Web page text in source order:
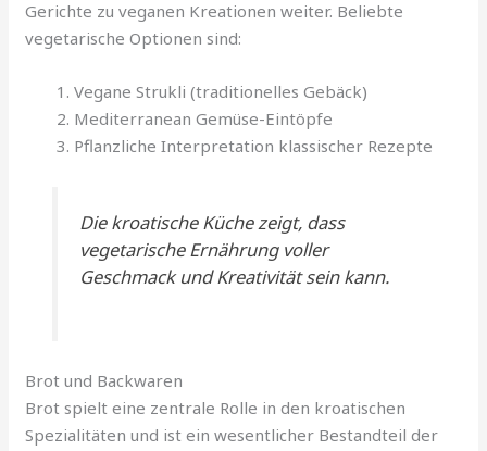
Gerichte zu veganen Kreationen weiter. Beliebte
vegetarische Optionen sind:
Vegane Strukli (traditionelles Gebäck)
Mediterranean Gemüse-Eintöpfe
Pflanzliche Interpretation klassischer Rezepte
Die kroatische Küche zeigt, dass
vegetarische Ernährung voller
Geschmack und Kreativität sein kann.
Brot und Backwaren
Brot spielt eine zentrale Rolle in den kroatischen
Spezialitäten und ist ein wesentlicher Bestandteil der